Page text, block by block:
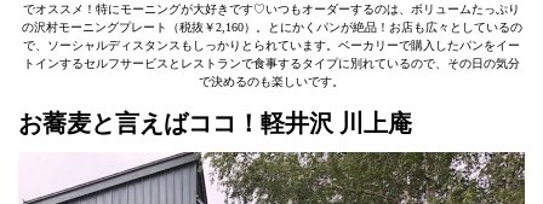
でオススメ！特にモーニングが大好きです♡いつもオーダーするのは、ボリュームたっぷり
の沢村モーニングプレート（税抜￥2,160）。とにかくパンが絶品！お店も広々としているの
で、ソーシャルディスタンスもしっかりとられています。ベーカリーで購入したパンをイー
トインするセルフサービスとレストランで食事するタイプに別れているので、その日の気分
で決めるのも楽しいです。
お蕎麦と言えばココ！軽井沢 川上庵